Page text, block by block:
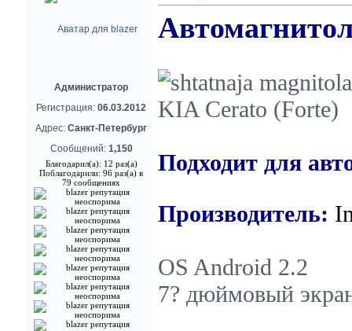
Администратор
Регистрация: 06.03.2012
Адрес: Санкт-Петербург
Сообщений: 1,150
Благодарил(а): 12 раз(а)
Поблагодарили: 96 раз(а) в
79 сообщениях
Подходит для
Производитель:
OS Android 2.2
7? дюймовый